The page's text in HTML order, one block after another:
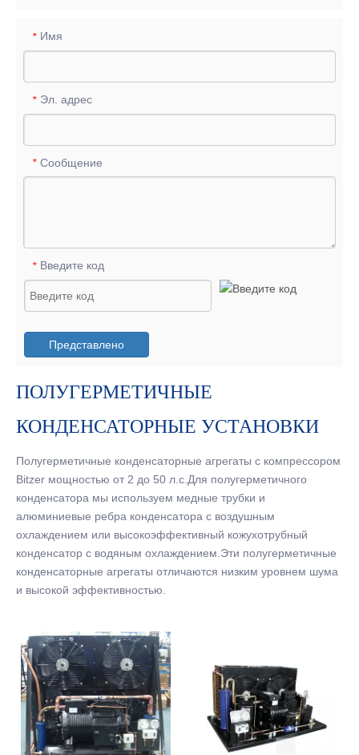
* Имя
* Эл. адрес
* Сообщение
* Введите код
Представлено
ПОЛУГЕРМЕТИЧНЫЕ
КОНДЕНСАТОРНЫЕ УСТАНОВКИ
Полугерметичные конденсаторные агрегаты с компрессором
Bitzer мощностью от 2 до 50 л.с.Для полугерметичного
конденсатора мы используем медные трубки и
алюминиевые ребра конденсатора с воздушным
охлаждением или высокоэффективный кожухотрубный
конденсатор с водяным охлаждением.Эти полугерметичные
конденсаторные агрегаты отличаются низким уровнем шума
и высокой эффективностью.